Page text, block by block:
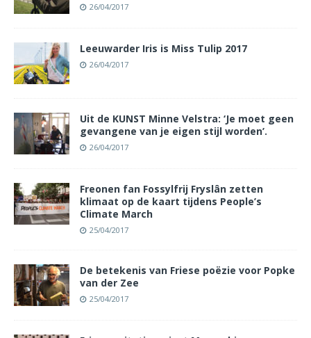
26/04/2017
Leeuwarder Iris is Miss Tulip 2017
26/04/2017
Uit de KUNST Minne Velstra: ‘Je moet geen
gevangene van je eigen stijl worden’.
26/04/2017
Freonen fan Fossylfrij Fryslân zetten
klimaat op de kaart tijdens People’s
Climate March
25/04/2017
De betekenis van Friese poëzie voor Popke
van der Zee
25/04/2017